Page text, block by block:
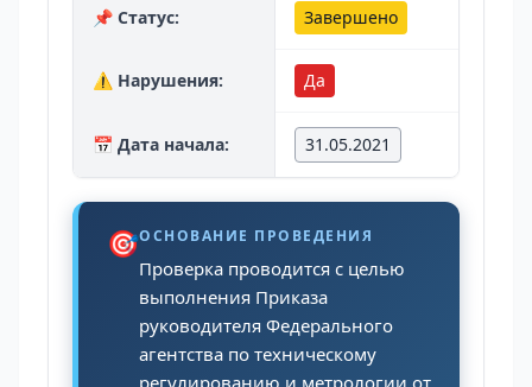
📌 Статус: Завершено
⚠️ Нарушения: Да
📅 Дата начала: 31.05.2021
🎯ОСНОВАНИЕ ПРОВЕДЕНИЯ
Проверка проводится с целью
выполнения Приказа
руководителя Федерального
агентства по техническому
регулированию и метрологии от